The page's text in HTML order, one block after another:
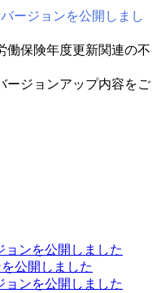
ージョンを公開しまし
働保険年度更新関連の不
ージョンアップ内容をご
ョンを公開しました
公開しました
ョンを公開しました